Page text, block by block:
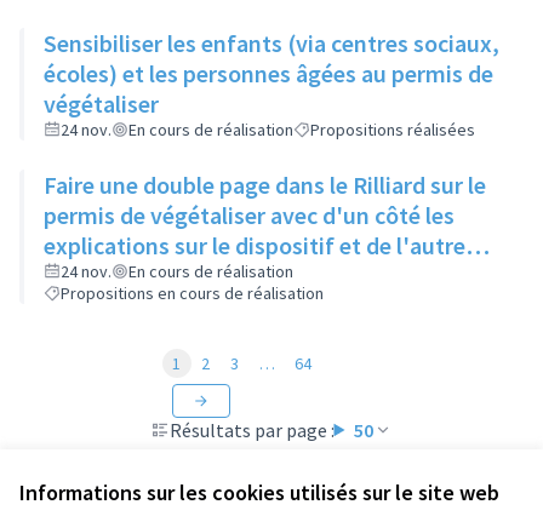
Informations sur les cookies utilisés sur le site web
Sensibiliser les enfants (via centres sociaux,
écoles) et les personnes âgées au permis de
végétaliser
24 nov. En cours de réalisation Propositions réalisées
Faire une double page dans le Rilliard sur le
permis de végétaliser avec d'un côté les
explications sur le dispositif et de l'autre
côté des exemples concrets de lieux à
investir
24 nov.
En cours de réalisation
Propositions en cours de réalisation
Résultats par page : 50
1 2 3 … 64